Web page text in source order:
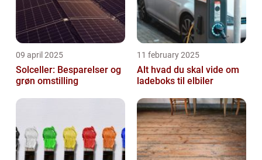
09 april 2025
Solceller: Besparelser og
grøn omstilling
11 february 2025
Alt hvad du skal vide om
ladeboks til elbiler